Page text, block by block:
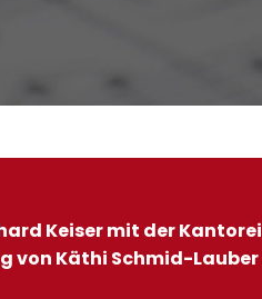
Keiser mit der Kantorei
von Käthi Schmid-Lauber